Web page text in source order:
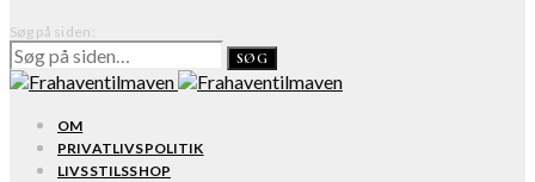
Søg på siden:
SØG
OM
PRIVATLIVSPOLITIK
LIVSSTILSSHOP